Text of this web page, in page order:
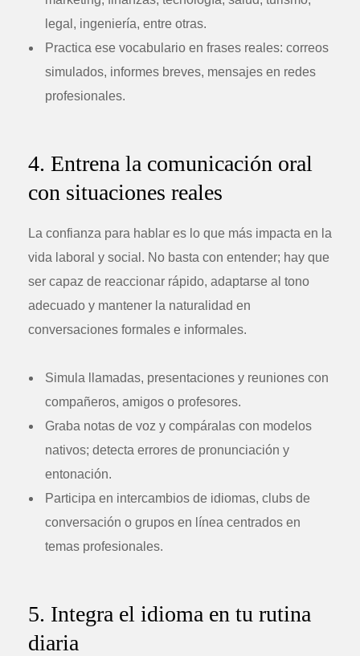
legal, ingeniería, entre otras.
Practica ese vocabulario en frases reales: correos
simulados, informes breves, mensajes en redes
profesionales.
4. Entrena la comunicación oral
con situaciones reales
La confianza para hablar es lo que más impacta en la
vida laboral y social. No basta con entender; hay que
ser capaz de reaccionar rápido, adaptarse al tono
adecuado y mantener la naturalidad en
conversaciones formales e informales.
Simula llamadas, presentaciones y reuniones con
compañeros, amigos o profesores.
Graba notas de voz y compáralas con modelos
nativos; detecta errores de pronunciación y
entonación.
Participa en intercambios de idiomas, clubs de
conversación o grupos en línea centrados en
temas profesionales.
5. Integra el idioma en tu rutina
diaria